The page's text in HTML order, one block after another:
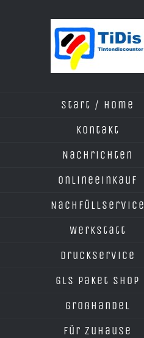
Start / Home
Kontakt
Nachrichten
Onlineeinkauf
Nachfüllservice
Werkstatt
Druckservice
GLS Paket Shop
Großhandel
Für Zuhause